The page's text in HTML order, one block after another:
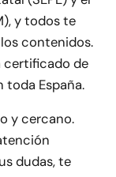
y todos te
contenidos.
certificado de
toda España.
y cercano.
dudas, te